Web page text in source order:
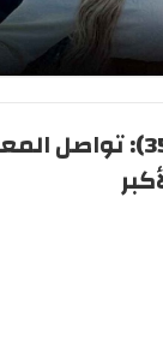
مسلسل تاريخ فارس (35):